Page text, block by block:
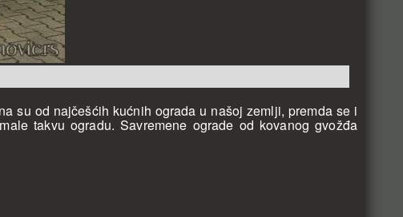
su od najčešćih kućnih ograda u našoj zemlji, premda se i
takvu ogradu. Savremene ograde od kovanog gvožđa